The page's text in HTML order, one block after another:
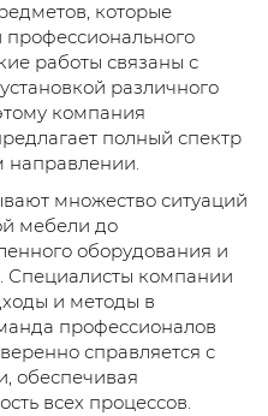
которые
профессионального
работы связаны с
различного
компания
полный спектр
направлении.
множество ситуаций
мебели до
оборудования и
Специалисты компании
и методы в
профессионалов
справляется с
обеспечивая
всех процессов.